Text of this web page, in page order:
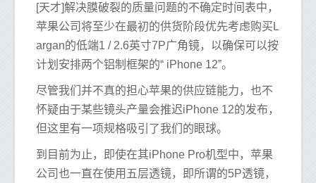
[天才]解决膜破裂的质量问题的不确定时间表中，
苹果公司将至少在最初的供货阶段优先考虑购买L
argan的低端1 / 2.6英寸7P广角镜，以确保可以按
计划安排两个铝制框架的“ iPhone 12”。
尽管我们并不真的担心苹果的供应链能力，也不
怀疑由于某些镜头产量会推迟iPhone 12的发布，
但这里有一项规格吸引了我们的眼球。
到目前为止，即使在其iPhone Pro机型中，苹果
公司也一直在使用五层透镜，即所谓的5P透镜，